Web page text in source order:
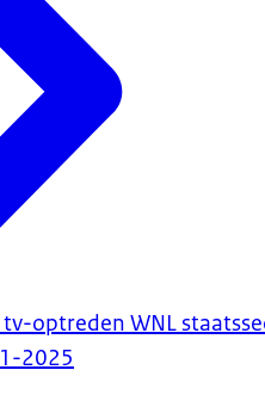
optreden WNL
2025